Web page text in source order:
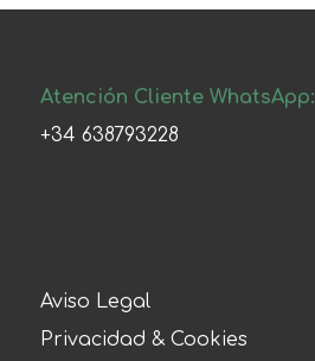
Atención Cliente WhatsApp:
+34 638793228
Aviso Legal
Privacidad & Cookies